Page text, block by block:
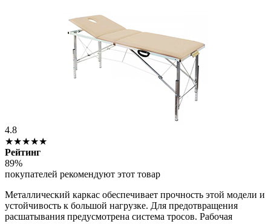
4.8
★★★★★
Рейтинг
89%
покупателей рекомендуют этот товар
Металлический каркас обеспечивает прочность этой модели и
устойчивость к большой нагрузке. Для предотвращения
расшатывания предусмотрена система тросов. Рабочая